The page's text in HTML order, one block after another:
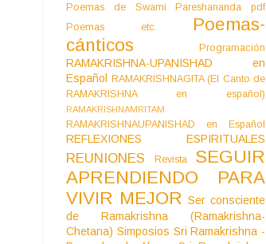
Poemas de Swami Pareshananda pdf
Poemas etc.
Poemas-
cánticos
Programación
RAMAKRISHNA-UPANISHAD en
Español
RAMAKRISHNAGITA (El Canto de
RAMAKRISHNA en español)
RAMAKRISHNAMRITAM
RAMAKRISHNAUPANISHAD en Español
REFLEXIONES ESPIRITUALES
REUNIONES Revista
SEGUIR
APRENDIENDO PARA
VIVIR MEJOR Ser consciente
de Ramakrishna (Ramakrishna-
Chetana) Simposios Sri Ramakrishna -